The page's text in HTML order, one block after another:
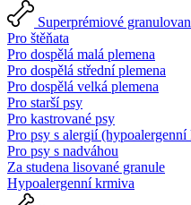
Superprémiové
Pro štěňata
Pro dospělá malá plemena
Pro dospělá střední plemena
Pro dospělá velká plemena
Pro starší psy
Pro kastrované psy
Pro psy s alergií
Pro psy s nadváhou
Za studena lisované granule
Hypoalergenní krmiva